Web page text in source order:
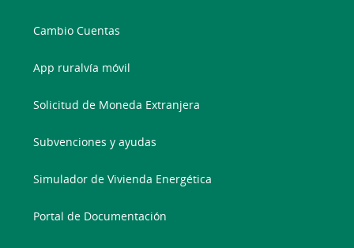
Cambio Cuentas
App ruralvía móvil
Solicitud de Moneda Extranjera
Subvenciones y ayudas
Simulador de Vivienda Energética
Portal de Documentación